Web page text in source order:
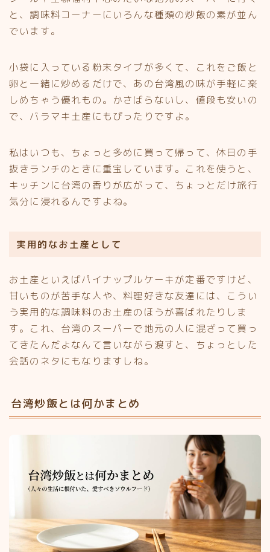
と、調味料コーナーにいろんな種類の炒飯の素が並ん
でいます。
小袋に入っている粉末タイプが多くて、これをご飯と
卵と一緒に炒めるだけで、あの台湾風の味が手軽に楽
しめちゃう優れもの。かさばらないし、値段も安いの
で、バラマキ土産にもぴったりですよ。
私はいつも、ちょっと多めに買って帰って、休日の手
抜きランチのときに重宝しています。これを使うと、
キッチンに台湾の香りが広がって、ちょっとだけ旅行
気分に浸れるんですよね。
実用的なお土産として
お土産といえばパイナップルケーキが定番ですけど、
甘いものが苦手な人や、料理好きな友達には、こうい
う実用的な調味料のお土産のほうが喜ばれたりしま
す。これ、台湾のスーパーで地元の人に混ざって買っ
てきたんだよなんて言いながら渡すと、ちょっとした
会話のネタにもなりますしね。
台湾炒飯とは何かまとめ